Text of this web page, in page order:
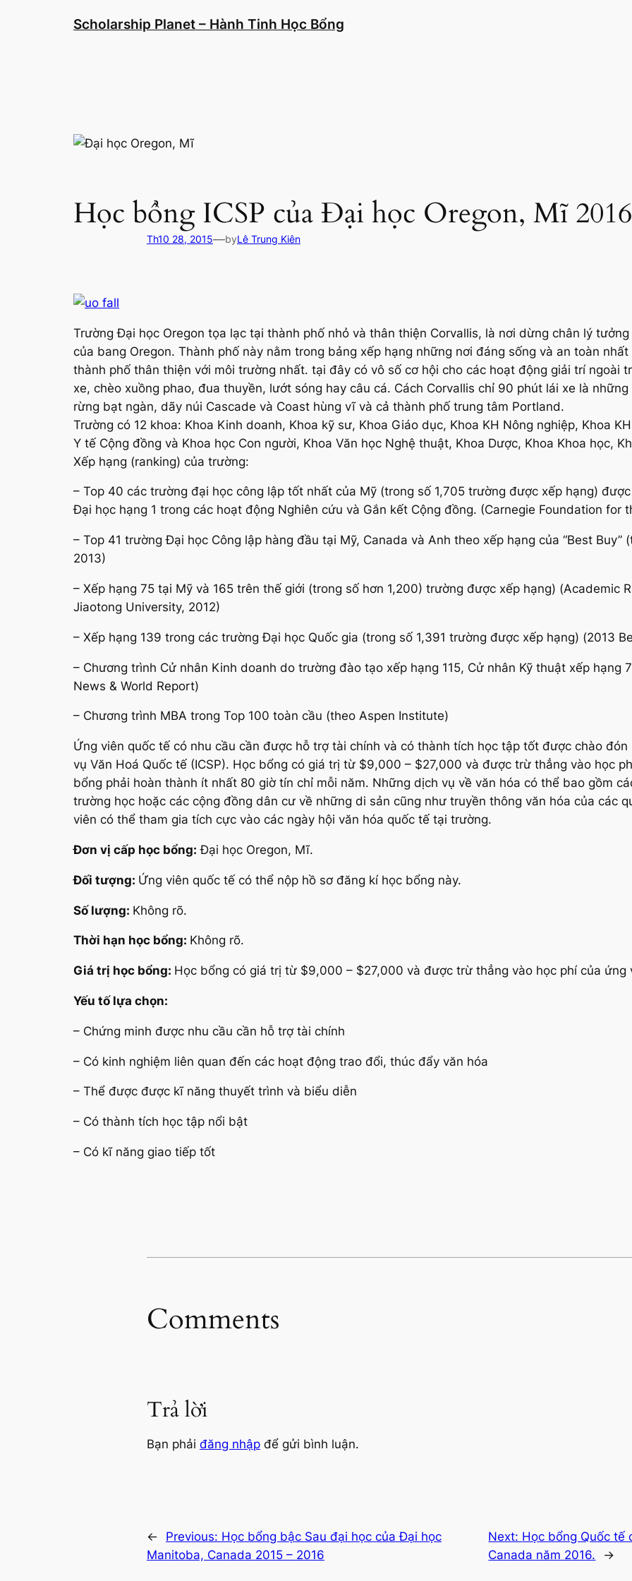
Scholarship Planet – Hành Tinh Học Bổng
Học bổng ICSP của Đại học Oregon, Mĩ 2016
Th10 28, 2015—byLê Trung Kiên
Trường Đại học Oregon tọa lạc tại thành phố nhỏ và thân thiện Corvallis, là nơi dừng chân lý
của bang Oregon. Thành phố này nằm trong bảng xếp hạng những nơi đáng sống và an toàn
thành phố thân thiện với môi trường nhất. tại đây có vô số cơ hội cho các hoạt động giải trí ngoài
xe, chèo xuồng phao, đua thuyền, lướt sóng hay câu cá. Cách Corvallis chỉ 90 phút lái xe là
rừng bạt ngàn, dãy núi Cascade và Coast hùng vĩ và cả thành phố trung tâm Portland.
Trường có 12 khoa: Khoa Kinh doanh, Khoa kỹ sư, Khoa Giáo dục, Khoa KH Nông nghiệp, Khoa
Y tế Cộng đồng và Khoa học Con người, Khoa Văn học Nghệ thuật, Khoa Dược, Khoa Khoa học,
Xếp hạng (ranking) của trường:
– Top 40 các trường đại học công lập tốt nhất của Mỹ (trong số 1,705 trường được xếp hạng)
Đại học hạng 1 trong các hoạt động Nghiên cứu và Gắn kết Cộng đồng. (Carnegie Foundation for
– Top 41 trường Đại học Công lập hàng đầu tại Mỹ, Canada và Anh theo xếp hạng của “Best Buy”
2013)
– Xếp hạng 75 tại Mỹ và 165 trên thế giới (trong số hơn 1,200) trường được xếp hạng) (Academic
Jiaotong University, 2012)
– Xếp hạng 139 trong các trường Đại học Quốc gia (trong số 1,391 trường được xếp hạng) (2013
– Chương trình Cử nhân Kinh doanh do trường đào tạo xếp hạng 115, Cử nhân Kỹ thuật xếp hạng
News & World Report)
– Chương trình MBA trong Top 100 toàn cầu (theo Aspen Institute)
Ứng viên quốc tế có nhu cầu cần được hỗ trợ tài chính và có thành tích học tập tốt được chào
vụ Văn Hoá Quốc tế (ICSP). Học bổng có giá trị từ $9,000 – $27,000 và được trừ thẳng vào học
bổng phải hoàn thành ít nhất 80 giờ tín chỉ mỗi năm. Những dịch vụ về văn hóa có thể bao gồm
trường học hoặc các cộng đồng dân cư về những di sản cũng như truyền thông văn hóa của các
viên có thể tham gia tích cực vào các ngày hội văn hóa quốc tế tại trường.
Đơn vị cấp học bổng: Đại học Oregon, Mĩ.
Đối tượng: Ứng viên quốc tế có thể nộp hồ sơ đăng kí học bổng này.
Số lượng: Không rõ.
Thời hạn học bổng: Không rõ.
Giá trị học bổng: Học bổng có giá trị từ $9,000 – $27,000 và được trừ thẳng vào học phí của ứng
Yếu tố lựa chọn:
– Chứng minh được nhu cầu cần hỗ trợ tài chính
– Có kinh nghiệm liên quan đến các hoạt động trao đổi, thúc đẩy văn hóa
– Thể được được kĩ năng thuyết trình và biểu diễn
– Có thành tích học tập nổi bật
– Có kĩ năng giao tiếp tốt
Comments
Trả lời
Bạn phải đăng nhập để gửi bình luận.
← Previous: Học bổng bậc Sau đại học của Đại học
Manitoba, Canada 2015 – 2016
Next: Học bổng Quốc tế
Canada năm 2016.
→